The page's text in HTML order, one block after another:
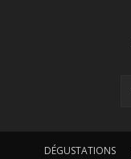
DÉGUSTATIONS